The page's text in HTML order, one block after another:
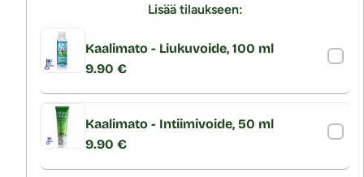
Lisää tilaukseen:
Kaalimato - Liukuvoide, 100 ml
9.90 €
Kaalimato - Intiimivoide, 50 ml
9.90 €